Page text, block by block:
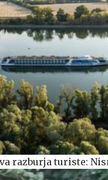
razburja turiste: